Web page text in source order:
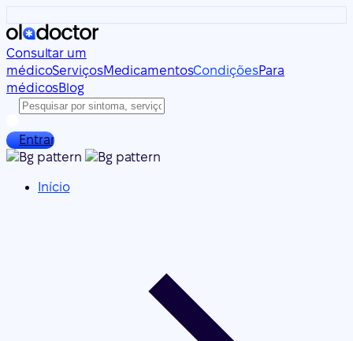
Consultar um
médicoServiçosMedicamentosCondiçõesPara
médicosBlog
Entrar
Início